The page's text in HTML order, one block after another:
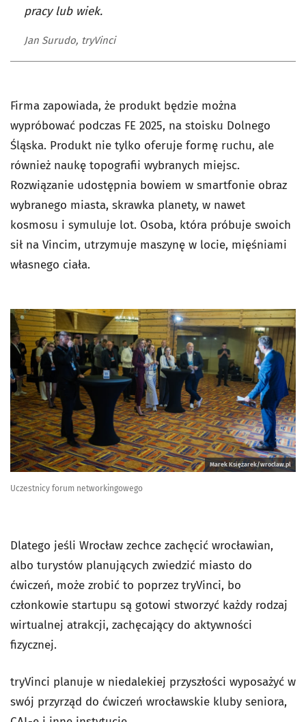
pracy lub wiek.
Jan Surudo, tryVinci
Firma zapowiada, że produkt będzie można
wypróbować podczas FE 2025, na stoisku Dolnego
Śląska. Produkt nie tylko oferuje formę ruchu, ale
również naukę topografii wybranych miejsc.
Rozwiązanie udostępnia bowiem w smartfonie obraz
wybranego miasta, skrawka planety, w nawet
kosmosu i symuluje lot. Osoba, która próbuje swoich
sił na Vincim, utrzymuje maszynę w locie, mięśniami
własnego ciała.
Marek Księżarek/wroclaw.pl
Uczestnicy forum networkingowego
Dlatego jeśli Wrocław zechce zachęcić wrocławian,
albo turystów planujących zwiedzić miasto do
ćwiczeń, może zrobić to poprzez tryVinci, bo
członkowie startupu są gotowi stworzyć każdy rodzaj
wirtualnej atrakcji, zachęcający do aktywności
fizycznej.
tryVinci planuje w niedalekiej przyszłości wyposażyć w
swój przyrząd do ćwiczeń wrocławskie kluby seniora,